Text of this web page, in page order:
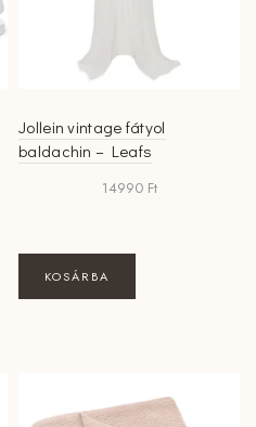
Jollein vintage fátyol
baldachin – Leafs
14990 Ft
KOSÁRBA